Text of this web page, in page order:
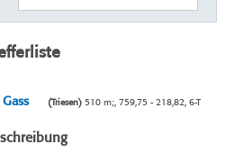
(Triesen)510 m;, 759,75 - 218,82, 6-T